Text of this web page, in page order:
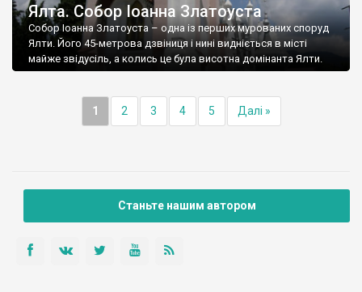
Ялта. Собор Іоанна Златоуста
Собор Іоанна Златоуста – одна із перших мурованих споруд
Ялти. Його 45-метрова дзвіниця і нині видніється в місті
майже звідусіль, а колись це була висотна домінанта Ялти.
1 2 3 4 5 Далі »
Станьте нашим автором